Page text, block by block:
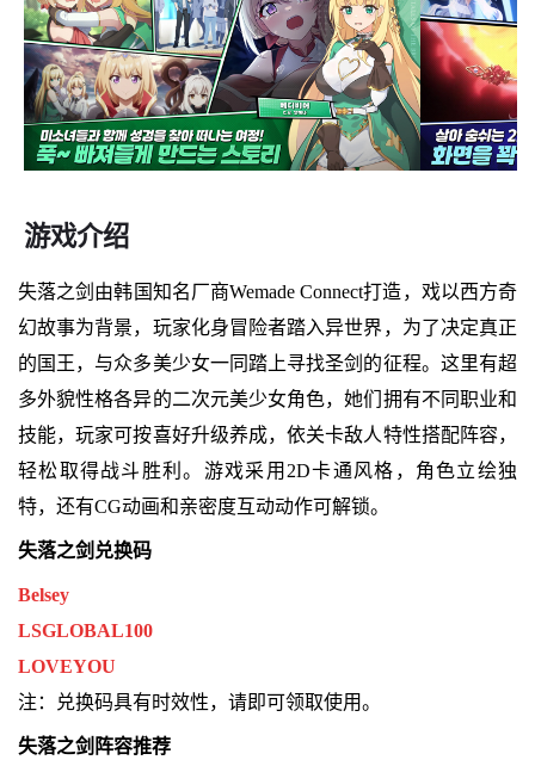
游戏介绍
失落之剑由韩国知名厂商Wemade Connect打造，戏以西方奇
幻故事为背景，玩家化身冒险者踏入异世界，为了决定真正
的国王，与众多美少女一同踏上寻找圣剑的征程。这里有超
多外貌性格各异的二次元美少女角色，她们拥有不同职业和
技能，玩家可按喜好升级养成，依关卡敌人特性搭配阵容，
轻松取得战斗胜利。游戏采用2D卡通风格，角色立绘独
特，还有CG动画和亲密度互动动作可解锁。
失落之剑兑换码
Belsey
LSGLOBAL100
LOVEYOU
注：兑换码具有时效性，请即可领取使用。
失落之剑阵容推荐